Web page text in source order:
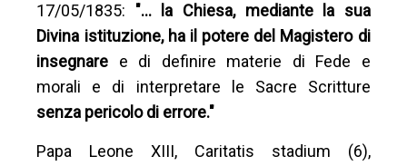
17/05/1835: "… la Chiesa, mediante la sua
Divina istituzione, ha il potere del Magistero di
insegnare e di definire materie di Fede e
morali e di interpretare le Sacre Scritture
senza pericolo di errore."
Papa Leone XIII, Caritatis stadium (6),